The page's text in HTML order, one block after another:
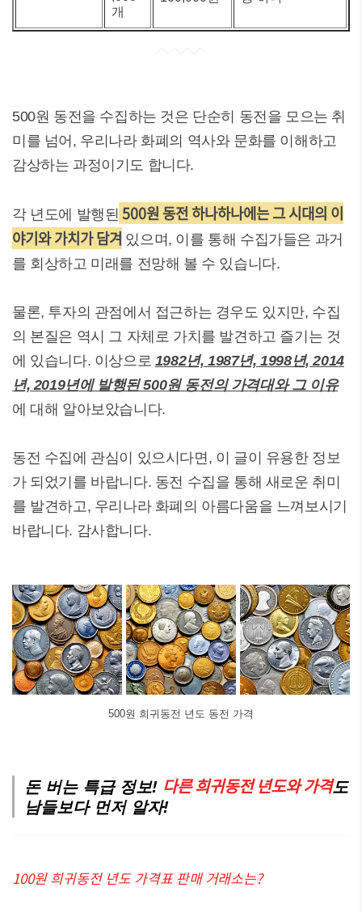
개
500원 동전을 수집하는 것은 단순히 동전을 모으는 취
미를 넘어, 우리나라 화폐의 역사와 문화를 이해하고
감상하는 과정이기도 합니다.
각 년도에 발행된 500원 동전 하나하나에는 그 시대의 이
야기와 가치가 담겨 있으며, 이를 통해 수집가들은 과거
를 회상하고 미래를 전망해 볼 수 있습니다.
물론, 투자의 관점에서 접근하는 경우도 있지만, 수집
의 본질은 역시 그 자체로 가치를 발견하고 즐기는 것
에 있습니다. 이상으로 1982년, 1987년, 1998년, 2014
년, 2019년에 발행된 500원 동전의 가격대와 그 이유
에 대해 알아보았습니다.
동전 수집에 관심이 있으시다면, 이 글이 유용한 정보
가 되었기를 바랍니다. 동전 수집을 통해 새로운 취미
를 발견하고, 우리나라 화폐의 아름다움을 느껴보시기
바랍니다. 감사합니다.
500원 희귀동전 년도 동전 가격
돈 버는 특급 정보! 다른 희귀동전 년도와 가격도
남들보다 먼저 알자!
100원 희귀동전 년도 가격표 판매 거래소는?